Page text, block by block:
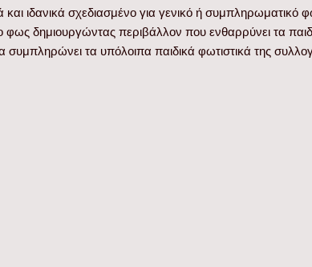
ιδανικά σχεδιασμένο για γενικό ή συμπληρωματικό
δημιουργώντας περιβάλλον που ενθαρρύνει τα
συμπληρώνει τα υπόλοιπα παιδικά φωτιστικά της